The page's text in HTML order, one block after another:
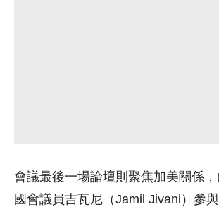
會議最後一場論壇則聚焦加美關係
國會議員吉瓦尼（Jamil Jivani）參